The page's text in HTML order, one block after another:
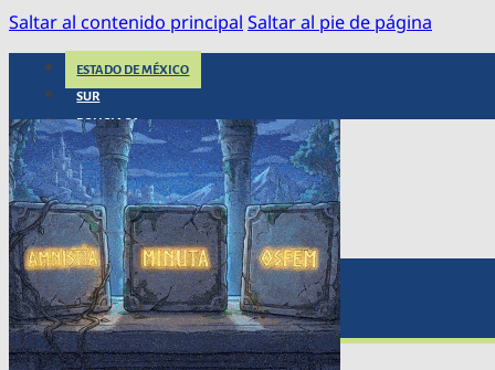
Saltar al contenido principal Saltar al pie de página
ESTADO DE MÉXICO
SUR
POLICIACA
NACIONAL
INTERNACIONAL
ARTE, CIENCIA Y TECNOLOGÍA
COLUMNAS
BAJO LA LUPA
RASTROS Y ROSTROS
VÍNCULOS ANIMALES